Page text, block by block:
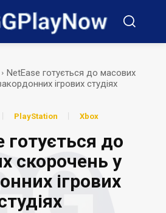
NetEase готується до масових
ігрових студіях
PlayStation Xbox
готується до
скорочень у
ігрових